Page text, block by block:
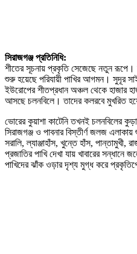
সিরাজগঞ্জ প্রতিনিধি:
শীতের সূচনায় প্রকৃতি সেজেছে নতুন রূপে।
শুরু হয়েছে পরিযায়ী পাখির আগমন। সুদূর
ইউরোপের শীতপ্রধান অঞ্চল থেকে হাজার
আসছে চলনবিলে। তাদের কলরবে মুখরিত
ভোরের কুয়াশা কাটেনি তখনই চলনবিলের
সিরাজগঞ্জ ও পাবনার বিস্তীর্ণ জলজ
সরালি, ল্যাঞ্জাহাঁস, খুন্তে হাঁস, পান্তামুখী,
প্রজাতির পাখি দেখা যায় খাবারের
পাখিদের ঝাঁক ওড়ার দৃশ্য মুগ্ধ করে